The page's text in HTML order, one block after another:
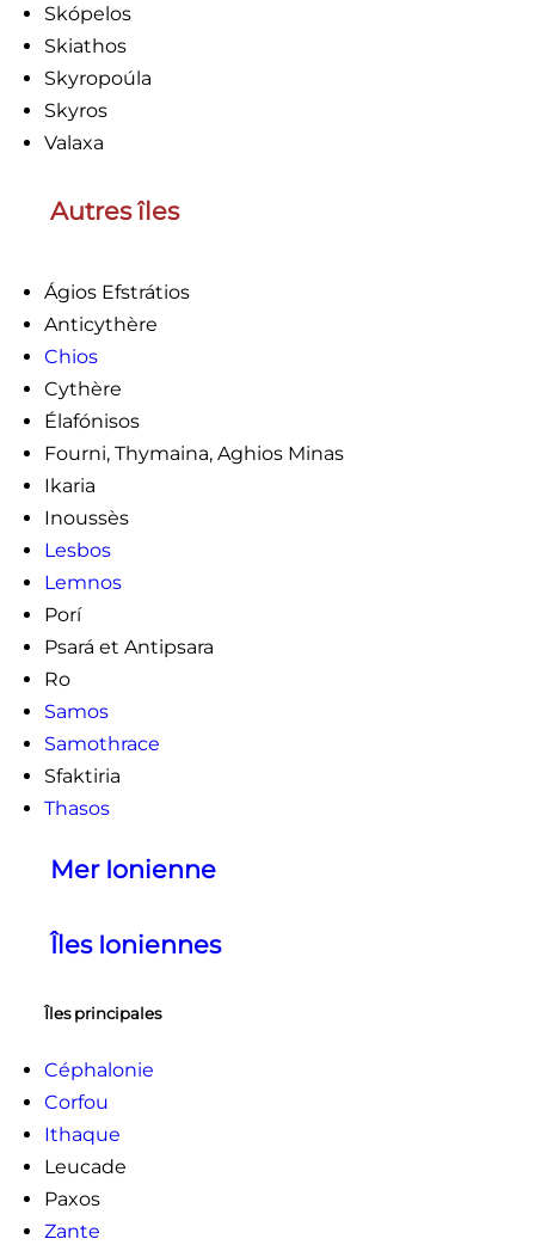
Skópelos
Skiathos
Skyropoúla
Skyros
Valaxa
Autres îles
Ágios Efstrátios
Anticythère
Chios
Cythère
Élafónisos
Fourni, Thymaina, Aghios Minas
Ikaria
Inoussès
Lesbos
Lemnos
Porí
Psará et Antipsara
Ro
Samos
Samothrace
Sfaktiria
Thasos
Mer Ionienne
Îles Ioniennes
Îles principales
Céphalonie
Corfou
Ithaque
Leucade
Paxos
Zante